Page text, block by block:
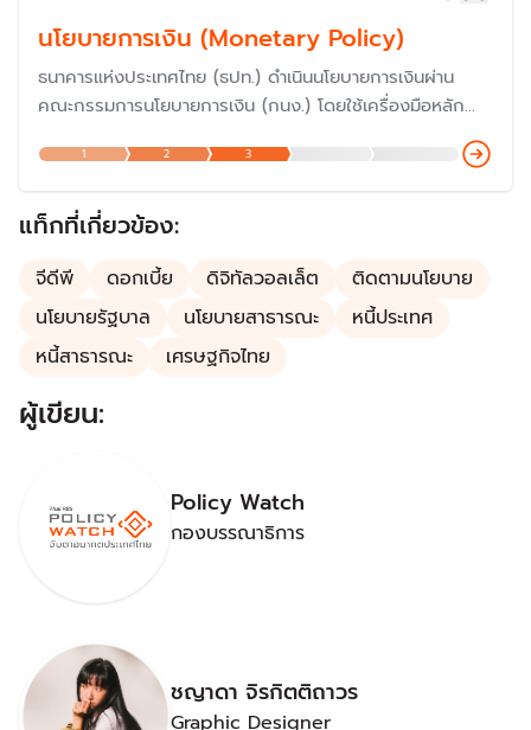
นโยบายการเงิน (Monetary Policy)
ธนาคารแห่งประเทศไทย (ธปท.) ดำเนินนโยบายการเงินผ่าน
คณะกรรมการนโยบายการเงิน (กนง.) โดยใช้เครื่องมือหลัก
บริการ ไม่ให้เปลี่ยนแปลงเร็วเกินไปจนกระทบกับเศรษฐกิจ โด
ยกนง.มีการตั้งขึ้นเมื่อปี 2551 ทำให้การกำหนดนโยบายการงินข
องไทย "ก้าวสู่ยุคใหม่"
1 2 3
แท็กที่เกี่ยวข้อง:
จีดีพี ดอกเบี้ย ดิจิทัลวอลเล็ต
ติดตามนโยบาย
นโยบายรัฐบาล
นโยบายสาธารณะ
หนี้ประเทศ
หนี้สาธารณะ
เศรษฐกิจไทย
ผู้เขียน:
Policy Watch
กองบรรณาธิการ
ชญาดา จิรกิตติถาวร
Graphic Designer